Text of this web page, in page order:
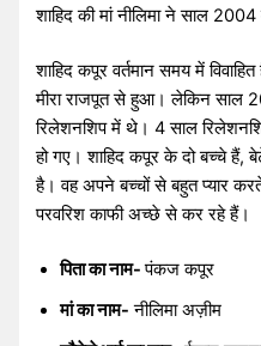
शाहिद की मां नीलिमा ने साल
शाहिद कपूर वर्तमान समय में
मीरा राजपूत से हुआ। लेकिन साल
रिलेशनशिप में थे। 4 साल
हो गए। शाहिद कपूर के दो बच्चे हैं,
है। वह अपने बच्चों से बहुत प्यार
परवरिश काफी अच्छे से कर रहे हैं।
पिता का नाम-पंकज कपूर
मां का नाम- नीलिमा अज़ीम